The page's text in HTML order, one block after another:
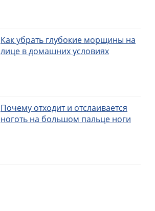
Как убрать глубокие морщины на
лице в домашних условиях
Почему отходит и отслаивается
ноготь на большом пальце ноги